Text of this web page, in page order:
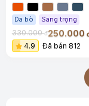
Da bò Sang trọng
330.000đ250.000
4.9 Đã bán 812